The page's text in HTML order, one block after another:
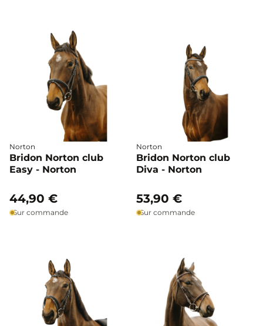
Norton
Bridon Norton club
Easy - Norton
44,90 €
Sur commande
Norton
Bridon Norton club
Diva - Norton
53,90 €
Sur commande